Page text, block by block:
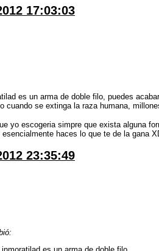
17:03:03
es un arma de doble filo, puedes
cuando se extinga la raza humana,
yo escogeria simpre que exista alguna
haces lo que te de la gana
23:35:49